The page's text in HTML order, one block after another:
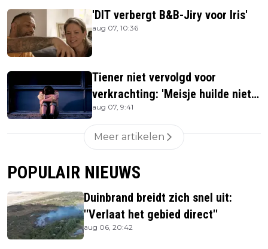
'DIT verbergt B&B-Jiry voor Iris'
aug 07, 10:36
Tiener niet vervolgd voor
verkrachting: 'Meisje huilde niet
hard genoeg'
aug 07, 9:41
Meer artikelen
POPULAIR NIEUWS
Duinbrand breidt zich snel uit:
''Verlaat het gebied direct''
aug 06, 20:42